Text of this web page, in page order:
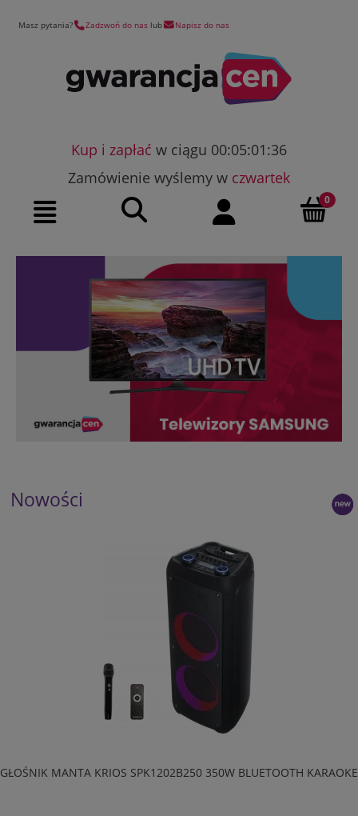
Masz pytania? Zadzwoń do nas lub Napisz do nas
Kup i zapłać w ciągu 00:05:01:35
Zamówienie wyślemy w czwartek
Nowości
GŁOŚNIK MANTA KRIOS SPK1202B250 350W BLUETOOTH KARAOKE